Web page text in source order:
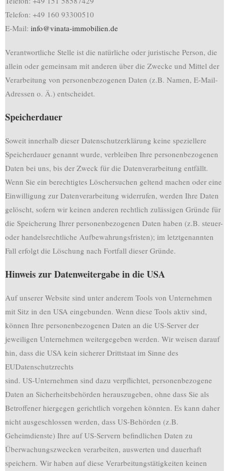
Telefon: +49 160 93300510
E-Mail: info@vinata-immobilien.de
Verantwortliche Stelle ist die natürliche oder juristische Person, die
allein oder gemeinsam mit anderen über die Zwecke und Mittel der
Verarbeitung von personenbezogenen Daten (z.B. Namen, E-Mail-
Adressen o. Ä.) entscheidet.
Speicherdauer
Soweit innerhalb dieser Datenschutzerklärung keine speziellere
Speicherdauer genannt wurde, verbleiben Ihre personenbezogenen
Daten bei uns, bis der Zweck für die Datenverarbeitung entfällt.
Wenn Sie ein berechtigtes Löschersuchen geltend machen oder eine
Einwilligung zur Datenverarbeitung widerrufen, werden Ihre Daten
gelöscht, sofern wir keinen anderen rechtlich zulässigen Gründe für
die Speicherung Ihrer personenbezogenen Daten haben (z.B. steuer-
oder handelsrechtliche Aufbewahrungsfristen); im letztgenannten
Fall erfolgt die Löschung nach Fortfall dieser Gründe.
Hinweis zur Datenweitergabe in die USA
Auf unserer Website sind unter anderem Tools von Unternehmen
mit Sitz in den USA eingebunden. Wenn diese Tools aktiv sind,
können Ihre personenbezogenen Daten an die US-Server der
jeweiligen Unternehmen weitergegeben werden. Wir weisen darauf
hin, dass die USA kein sicherer Drittstaat im Sinne des
EUDatenschutzrechts
sind. US-Unternehmen sind dazu verpflichtet, personenbezogene
Daten an Sicherheitsbehörden herauszugeben, ohne dass Sie als
Betroffener hiergegen gerichtlich vorgehen könnten. Es kann daher
nicht ausgeschlossen werden, dass US-Behörden (z.B.
Geheimdienste) Ihre auf US-Servern befindlichen Daten zu
Überwachungszwecken verarbeiten, auswerten und dauerhaft
speichern. Wir haben auf diese Verarbeitungstätigkeiten keinen